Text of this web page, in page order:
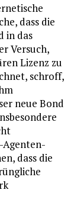
dass die
in das
Versuch,
Lizenz zu
schroff,
neue Bond
Agenten-
dass die